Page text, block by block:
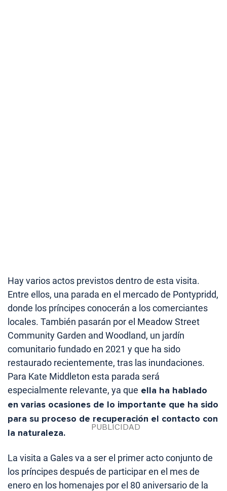
Hay varios actos previstos dentro de esta visita.
Entre ellos, una parada en el mercado de Pontypridd,
donde los príncipes conocerán a los comerciantes
locales. También pasarán por el Meadow Street
Community Garden and Woodland, un jardín
comunitario fundado en 2021 y que ha sido
restaurado recientemente, tras las inundaciones.
Para Kate Middleton esta parada será
especialmente relevante, ya que ella ha hablado
en varias ocasiones de lo importante que ha sido
para su proceso de recuperación el contacto con
la naturaleza.
La visita a Gales va a ser el primer acto conjunto de
los príncipes después de participar en el mes de
enero en los homenajes por el 80 aniversario de la